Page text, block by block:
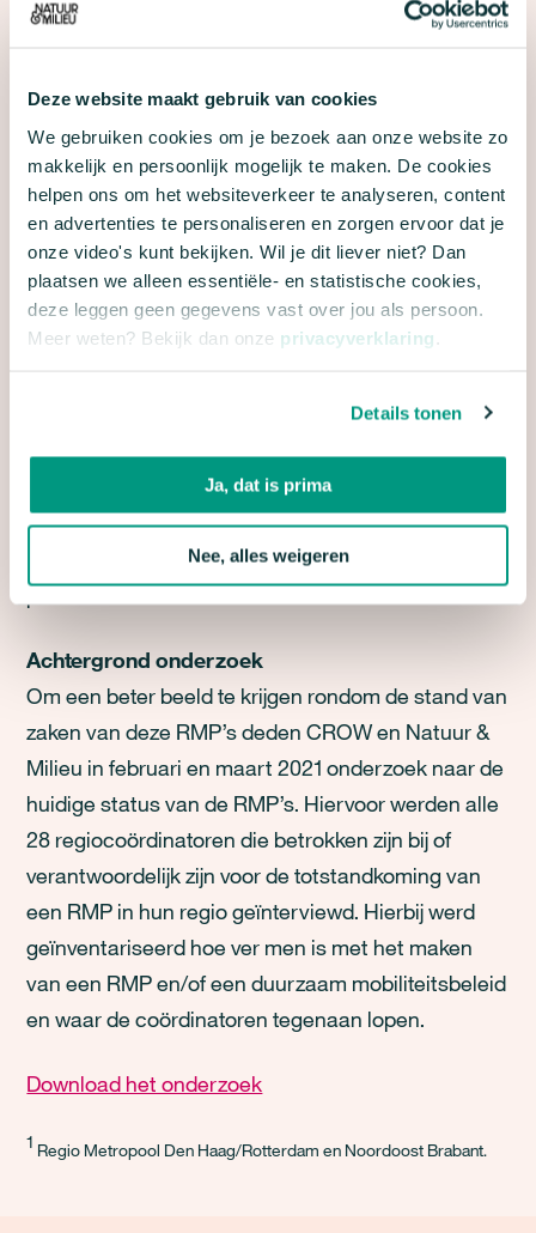
Deze website maakt gebruik van cookies
We gebruiken cookies om je bezoek aan onze website zo
makkelijk en persoonlijk mogelijk te maken. De cookies
helpen ons om het websiteverkeer te analyseren, content
en advertenties te personaliseren en zorgen ervoor dat je
onze video's kunt bekijken. Wil je dit liever niet? Dan
plaatsen we alleen essentiële- en statistische cookies,
deze leggen geen gegevens vast over jou als persoon.
Meer weten? Bekijk dan onze privacyverklaring
Details tonen
Ja, dat is prima
Nee, alles weigeren
regio’s weet wat de huidige CO2-emissie is van
reductiedoelstelling voor mobiliteit. Meer dan
zestig procent heeft geen inzicht in het CO2-effect
van de voorgenomen maatregelen.
Rijk moet regie pakken
Natuur & Milieu vindt het belangrijk dat de signalen
uit de regio zo snel mogelijk worden opgepakt. Het
Rijk moet, zoals is afgesproken in het
onderlinge samenhang, landelijke aspecten en
duidelijkheid verschaffen over menskracht en
middelen voor de uitvoering van de regionale
plannen. Alleen dan kan de transitie naar een
duurzaam mobiliteitssysteem soepel en snel
plaatsvinden.
Achtergrond onderzoek
Om een beter beeld te krijgen rondom de stand van
zaken van deze RMP’s deden CROW en Natuur &
Milieu in februari en maart 2021 onderzoek naar de
huidige status van de RMP’s. Hiervoor werden alle
28 regiocoördinatoren die betrokken zijn bij of
verantwoordelijk zijn voor de totstandkoming van
een RMP in hun regio geïnterviewd. Hierbij werd
geïnventariseerd hoe ver men is met het maken
van een RMP en/of een duurzaam mobiliteitsbeleid
en waar de coördinatoren tegenaan lopen.
Download het onderzoek
1 Regio Metropool Den Haag/Rotterdam en Noordoost Brabant.